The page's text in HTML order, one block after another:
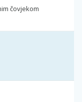
čovjekom